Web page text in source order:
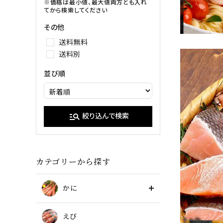
イクラ
たらこ・
※価格は最小値、最大値両方とも入れ
てから検索してください
その他
送料無料
送料別
並び順
manage_search 絞り込んで検索
カテゴリーから探す
かに
えび